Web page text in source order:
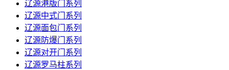
辽源港版门系列
辽源中式门系列
辽源面包门系列
辽源防爆门系列
辽源对开门系列
辽源罗马柱系列